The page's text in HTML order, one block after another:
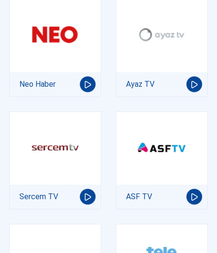
Neo Haber Ayaz TV
Sercem TV ASF TV